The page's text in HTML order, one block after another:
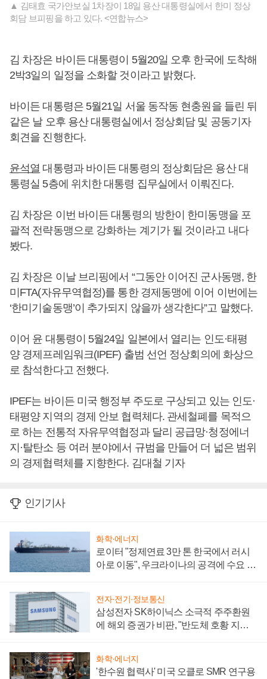
▲ 김태효 국가안보실 1차장이 18일 용산 대통령실에서 한미 정상
회담 브피핑을 하고 있다. <연합뉴스>
김 차장은 바이든 대통령이 5월20일 오후 한국에 도착해
2박3일의 일정을 소화할 것이라고 밝혔다.
바이든 대통령은 5월21일 서울 동작동 현충원을 들린 뒤
같은 날 오후 용산 대통령실에서 정상회담 및 공동기자
회견을 진행한다.
윤석열 대통령과 바이든 대통령의 정상회담은 용산 대
통령실 5층에 위치한 대통령 집무실에서 이뤄진다.
김 차장은 이번 바이든 대통령의 방한이 한미동맹을 포
괄적 전략동맹으로 강화하는 계기가 될 것이라고 내다
봤다.
김 차장은 이날 브리핑에서 “그동안 이어진 군사동맹, 한
미FTA(자유무역협정)를 통한 경제동맹에 이어 이번에는
‘한미기술동맹’이 추가되지 않을까 생각한다”고 말했다.
이어 윤 대통령이 5월24일 일본에서 열리는 인도·태평
양 경제프레임워크(IPEF) 출범 선언 정상회의에 화상으
로 참석한다고 전했다.
IPEF는 바이든 미국 행정부 주도로 구상되고 있는 인도·
태평양 지역의 경제 안보 협력체다. 관세철폐를 목적으
로 하는 전통적 자유무역협정과 달리 공급망·청정에너
지·탈탄소 등 여러 분야에서 규범을 만들어 더 넓은 범위
의 경제협력체를 지향한다. 김대철 기자
인기기사
화학·에너지
로이터 "정제연료 3만 톤 한국에서 러시
아로 이동", 우크라이나의 공격에 수요 늘
전자·전기·정보통신
삼성전자 SK하이닉스 소극적 주주환원
에 해외 증권가 비판, "반도체 호황 지속
화학·에너지
'한수원 협력사' 미국 오클로 SMR 연구용